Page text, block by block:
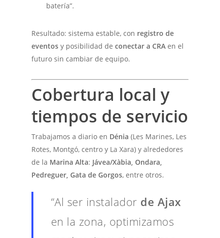
batería”.
Resultado: sistema estable, con registro de
eventos y posibilidad deconectar a CRA en el
futuro sin cambiar de equipo.
Cobertura local y
tiempos de servicio
Trabajamos a diario en Dénia (Les Marines, Les
Rotes, Montgó, centro y La Xara) y alrededores
de la Marina Alta: Jávea/Xàbia, Ondara,
Pedreguer, Gata de Gorgos, entre otros.
“Al ser instalador de Ajax
en la zona, optimizamos